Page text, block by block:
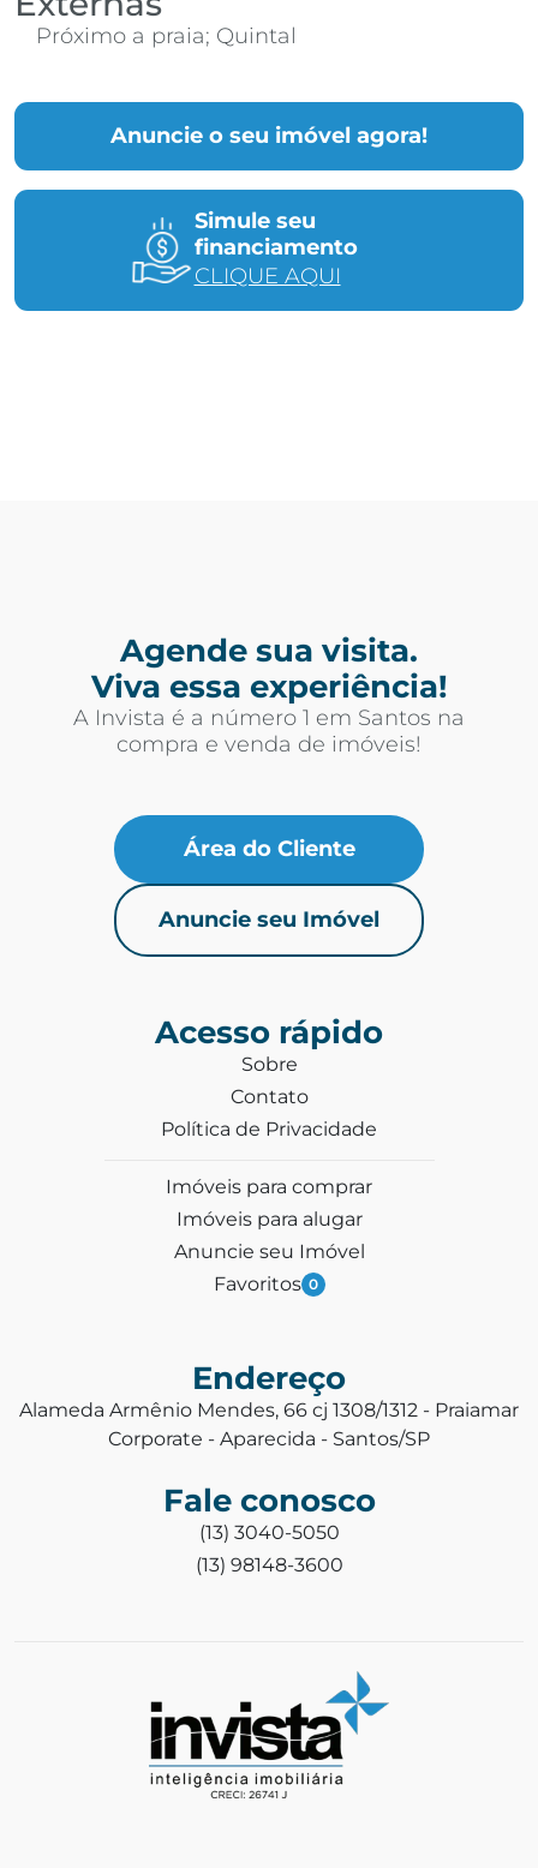
Anuncie o seu imóvel agora!
Simule seu
financiamento
CLIQUE AQUI
Próximo a praia; Quintal
Agende sua visita.
Viva essa experiência!
A Invista é a número 1 em Santos na
compra e venda de imóveis!
Área do Cliente
Anuncie seu Imóvel
Acesso rápido
Sobre
Contato
Política de Privacidade
Imóveis para comprar
Imóveis para alugar
Anuncie seu Imóvel
Favoritos 0
Endereço
Alameda Armênio Mendes, 66 cj 1308/1312 - Praiamar
Corporate - Aparecida - Santos/SP
Fale conosco
(13) 3040-5050
(13) 98148-3600